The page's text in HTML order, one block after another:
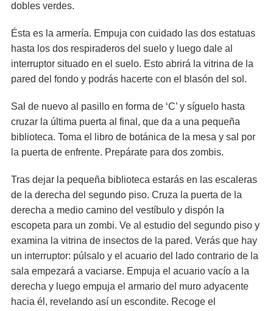
dobles verdes.
Ésta es la armería. Empuja con cuidado las dos estatuas
hasta los dos respiraderos del suelo y luego dale al
interruptor situado en el suelo. Esto abrirá la vitrina de la
pared del fondo y podrás hacerte con el blasón del sol.
Sal de nuevo al pasillo en forma de ‘C’ y síguelo hasta
cruzar la última puerta al final, que da a una pequeña
biblioteca. Toma el libro de botánica de la mesa y sal por
la puerta de enfrente. Prepárate para dos zombis.
Tras dejar la pequeña biblioteca estarás en las escaleras
de la derecha del segundo piso. Cruza la puerta de la
derecha a medio camino del vestíbulo y dispón la
escopeta para un zombi. Ve al estudio del segundo piso y
examina la vitrina de insectos de la pared. Verás que hay
un interruptor: púlsalo y el acuario del lado contrario de la
sala empezará a vaciarse. Empuja el acuario vacío a la
derecha y luego empuja el armario del muro adyacente
hacia él, revelando así un escondite. Recoge el